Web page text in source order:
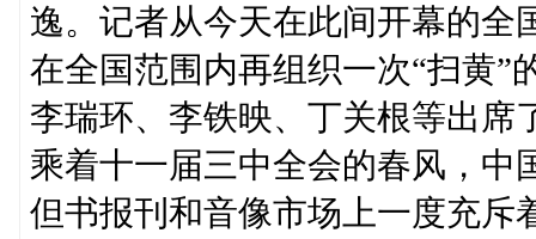
逸。记者从今天在此间开幕的全
在全国范围内再组织一次“扫黄”
李瑞环、李铁映、丁关根等出席
乘着十一届三中全会的春风，中
但书报刊和音像市场上一度充斥